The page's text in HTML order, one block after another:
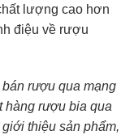
lượng cao hơn
điệu về rượu
rượu qua mạng
hàng rượu bia qua
thiệu sản phẩm,